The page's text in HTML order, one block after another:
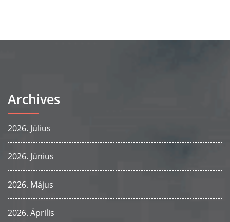
Archives
2026. Július
2026. Június
2026. Május
2026. Április